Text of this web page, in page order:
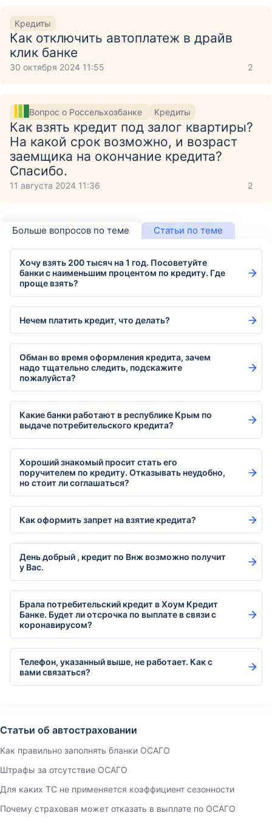
Кредиты
Как отключить автоплатеж в драйв
клик банке
30 октября 2024 11:55 2
Вопрос о Россельхозбанке Кредиты
Как взять кредит под залог квартиры?
На какой срок возможно, и возраст
заемщика на окончание кредита?
Спасибо.
11 августа 2024 11:36 2
Больше вопросов по теме Статьи по теме
Хочу взять 200 тысяч на 1 год. Посоветуйте
банки с наименьшим процентом по кредиту. Где
проще взять?
Нечем платить кредит, что делать?
Обман во время оформления кредита, зачем
надо тщательно следить, подскажите
пожалуйста?
Какие банки работают в республике Крым по
выдаче потребительского кредита?
Хороший знакомый просит стать его
поручителем по кредиту. Отказывать неудобно,
но стоит ли соглашаться?
Как оформить запрет на взятие кредита?
День добрый , кредит по Внж возможно получит
у Вас.
Брала потребительский кредит в Хоум Кредит
Банке. Будет ли отсрочка по выплате в связи с
коронавирусом?
Телефон, указанный выше, не работает. Как с
вами связаться?
Статьи об автостраховании
Как правильно заполнять бланки ОСАГО
Штрафы за отсутствие ОСАГО
Для каких ТС не применяется коэффициент сезонности
Почему страховая может отказать в выплате по ОСАГО